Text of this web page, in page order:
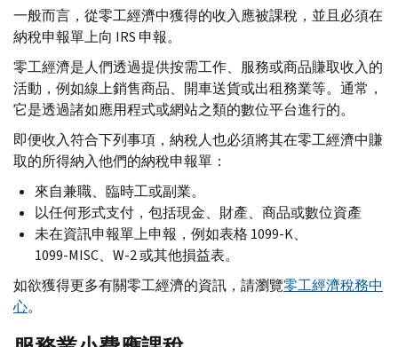
一般而言，從零工經濟中獲得的收入應被課稅，並且必須在
納稅申報單上向 IRS 申報。
零工經濟是人們透過提供按需工作、服務或商品賺取收入的
活動，例如線上銷售商品、開車送貨或出租務業等。通常，
它是透過諸如應用程式或網站之類的數位平台進行的。
即便收入符合下列事項，納稅人也必須將其在零工經濟中賺
取的所得納入他們的納稅申報單：
來自兼職、臨時工或副業。
以任何形式支付，包括現金、財產、商品或數位資產
未在資訊申報單上申報，例如表格 1099-K、
1099-MISC、 W-2 或其他損益表。
如欲獲得更多有關零工經濟的資訊，請瀏覽零工經濟稅務中
心。